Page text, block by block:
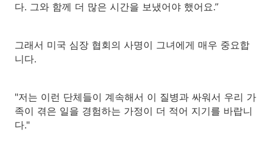
다. 그와 함께 더 많은 시간을 보냈어야 했어요.”
그래서 미국 심장 협회의 사명이 그녀에게 매우 중요합
니다.
"저는 이런 단체들이 계속해서 이 질병과 싸워서 우리 가
족이 겪은 일을 경험하는 가정이 더 적어 지기를 바랍니
다."